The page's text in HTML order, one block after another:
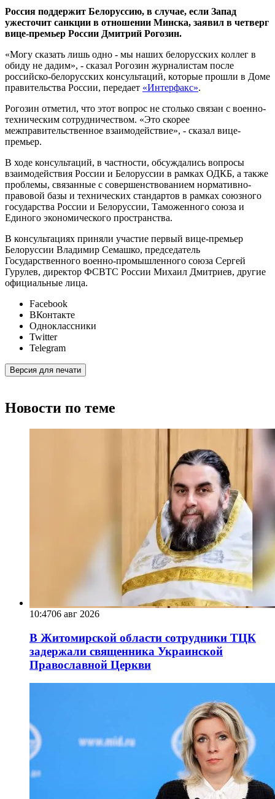
Россия поддержит Белоруссию, в случае, если Запад
ужесточит санкции в отношении Минска, заявил в четверг
вице-премьер России Дмитрий Рогозин.
«Могу сказать лишь одно - мы наших белорусских коллег в
обиду не дадим», - сказал Рогозин журналистам после
российско-белорусских консультаций, которые прошли в Доме
правительства России, передает «Интерфакс».
Рогозин отметил, что этот вопрос не столько связан с военно-
техническим сотрудничеством. «Это скорее
межправительственное взаимодействие», - сказал вице-
премьер.
В ходе консультаций, в частности, обсуждались вопросы
взаимодействия России и Белоруссии в рамках ОДКБ, а также
проблемы, связанные с совершенствованием нормативно-
правовой базы и технических стандартов в рамках союзного
государства России и Белоруссии, Таможенного союза и
Единого экономического пространства.
В консультациях приняли участие первый вице-премьер
Белоруссии Владимир Семашко, председатель
Государственного военно-промышленного союза Сергей
Гурулев, директор ФСВТС России Михаил Дмитриев, другие
официальные лица.
Facebook
ВКонтакте
Одноклассники
Twitter
Telegram
Версия для печати
Новости по теме
10:4706 авг 2026
В Житомирской области сотрудники ТЦК
задержали священника Украинской
Православной Церкви